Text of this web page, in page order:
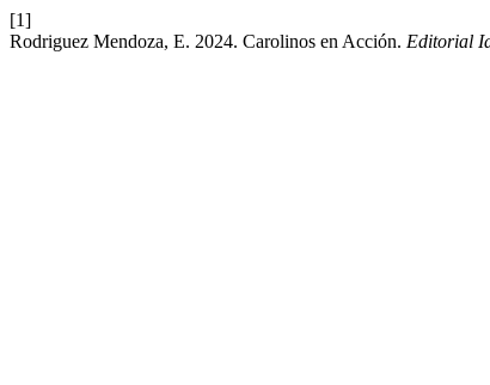
[1]
Rodriguez Mendoza, E. 2024. Carolinos en Acción. Editorial